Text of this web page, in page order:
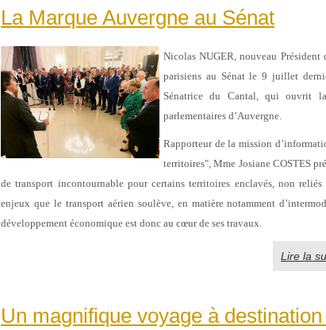
La Marque Auvergne au Sénat
Nicolas NUGER, nouveau Président
parisiens au Sénat le 9 juillet
Sénatrice du Cantal, qui ouvrit
parlementaires d’Auvergne.
Rapporteur de la mission
territoires", Mme Josiane COSTES
de transport incontournable pour certains territoires enclavés, non
enjeux que le transport aérien soulève, en matière notamment
développement économique est donc au cœur de ses travaux.
Lire la
Un magnifique voyage à